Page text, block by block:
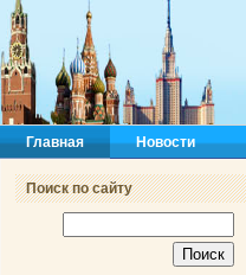
Главная Новости
Поиск по сайту